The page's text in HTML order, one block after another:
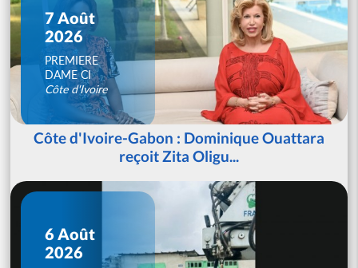
7 Août
2026
PREMIERE
DAME CI
Côte d'Ivoire
Côte d'Ivoire-Gabon : Dominique Ouattara
reçoit Zita Oligu...
6 Août
2026